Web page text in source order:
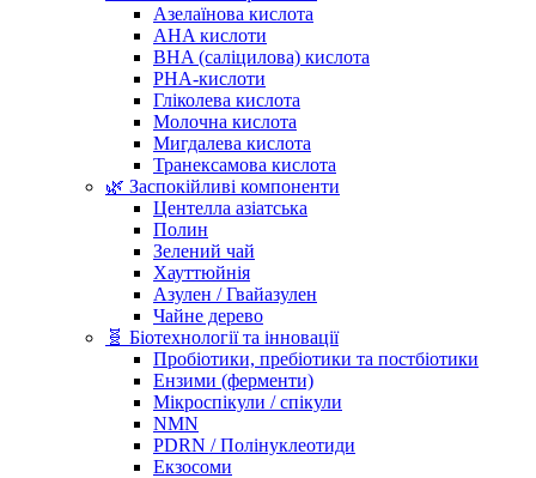
Азелаїнова кислота
AHA кислоти
BHA (саліцилова) кислота
PHA-кислоти
Гліколева кислота
Молочна кислота
Мигдалева кислота
Транексамова кислота
🌿 Заспокійливі компоненти
Центелла азіатська
Полин
Зелений чай
Хауттюйнія
Азулен / Гвайазулен
Чайне дерево
🧬 Біотехнології та інновації
Пробіотики, пребіотики та постбіотики
Ензими (ферменти)
Мікроспікули / спікули
NMN
PDRN / Полінуклеотиди
Екзосоми